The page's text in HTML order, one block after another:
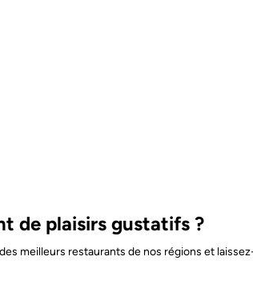
de plaisirs gustatifs ?
meilleurs restaurants de nos régions et